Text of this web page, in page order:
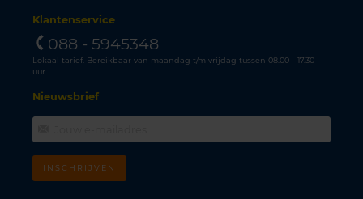
Klantenservice
088 - 5945348
Lokaal tarief. Bereikbaar van maandag t/m vrijdag tussen 08.00 - 17.30
uur.
Nieuwsbrief
INSCHRIJVEN